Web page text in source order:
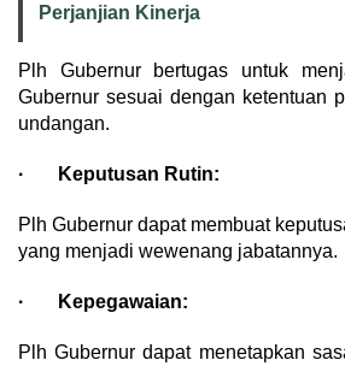
Perjanjian Kinerja
Plh Gubernur bertugas untuk
Gubernur sesuai dengan ketentuan
undangan.
· Keputusan Rutin:
Plh Gubernur dapat membuat
yang menjadi wewenang jabatannya.
· Kepegawaian:
Plh Gubernur dapat menetapkan